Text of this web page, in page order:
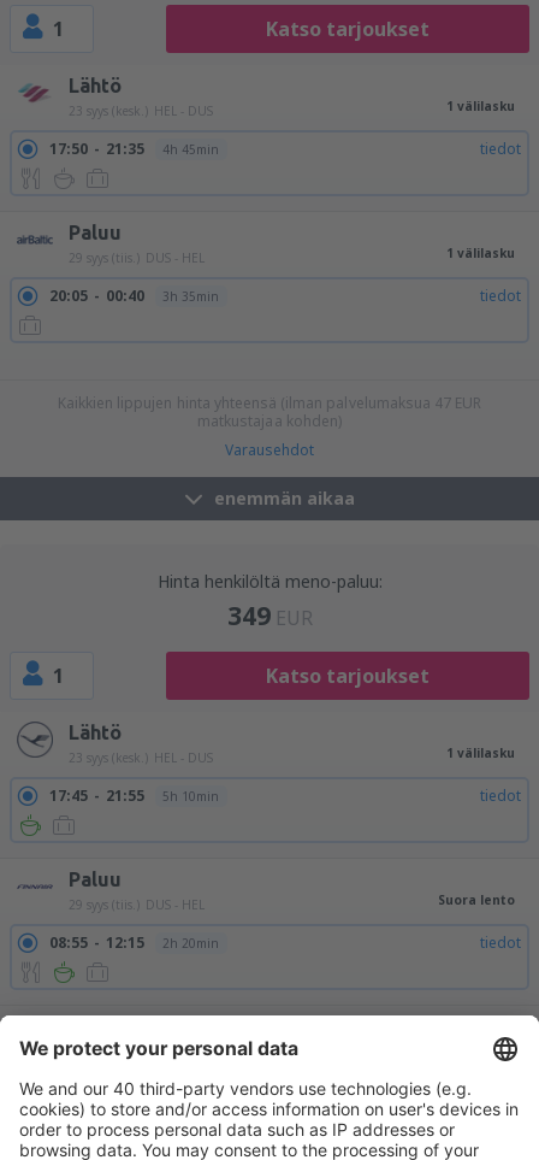
1 Katso tarjoukset
Lähtö
23 syys (kesk.) HEL - DUS 1 välilasku
17:50 21:35 4h 45min tiedot
Paluu
29 syys (tiis.) DUS - HEL 1 välilasku
20:05 00:40 3h 35min tiedot
Kaikkien lippujen hinta yhteensä (ilman palvelumaksua 47 EUR
matkustajaa kohden)
Varausehdot
enemmän aikaa
Hinta henkilöltä meno-paluu:
349 EUR
1 Katso tarjoukset
Lähtö
23 syys (kesk.) HEL - DUS 1 välilasku
17:45 21:55 5h 10min tiedot
Paluu
29 syys (tiis.) DUS - HEL Suora lento
08:55 12:15 2h 20min tiedot
matkustajaa kohden)